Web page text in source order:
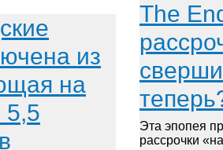
из
на
5,5
The
Эта эпопея
рассрочки